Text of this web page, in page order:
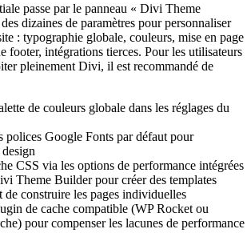
passe par le panneau « Divi Theme
dizaines de paramètres pour personnaliser
: typographie globale, couleurs, mise en page
footer, intégrations tierces. Pour les utilisateurs
pleinement Divi, il est recommandé de
de couleurs globale dans les réglages du
polices Google Fonts par défaut pour
CSS via les options de performance intégrées
Theme Builder pour créer des templates
de construire les pages individuelles
de cache compatible (WP Rocket ou
pour compenser les lacunes de performance